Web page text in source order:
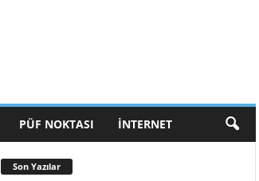
PÜF NOKTASI İNTERNET
Son Yazılar